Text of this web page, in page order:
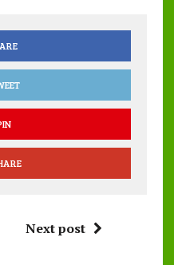
Next post